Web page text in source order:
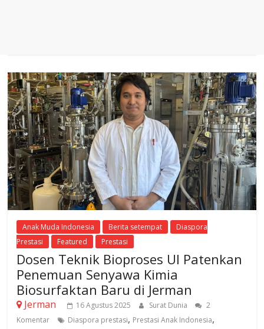
Anak Muda Indonesia Berita setempat
Diaspora
Prestasi
Featured Prestasi
Dosen Teknik Bioproses UI Patenkan
Penemuan Senyawa Kimia
Biosurfaktan Baru di Jerman
Jerman 16 Agustus 2025 Surat Dunia
2
Komentar
Diaspora prestasi, Prestasi Anak Indonesia,